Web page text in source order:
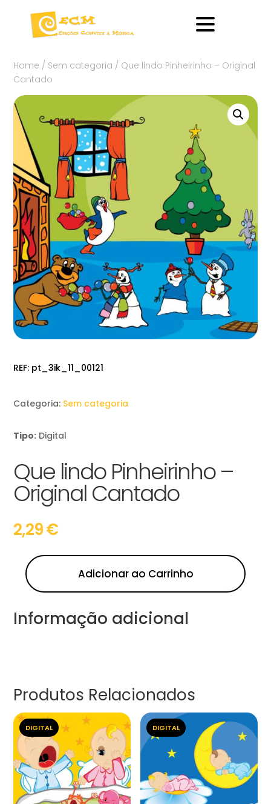
Home / Sem categoria / Que lindo Pinheirinho – Original
Cantado
REF: pt_3ik_11_00121
Categoria: Sem categoria
Tipo: Digital
Que lindo Pinheirinho –
Original Cantado
2,29€
Adicionar ao Carrinho
Informação adicional
Produtos Relacionados
DIGITAL DIGITAL